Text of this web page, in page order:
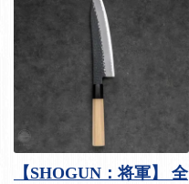
【SHOGUN：将軍】 全